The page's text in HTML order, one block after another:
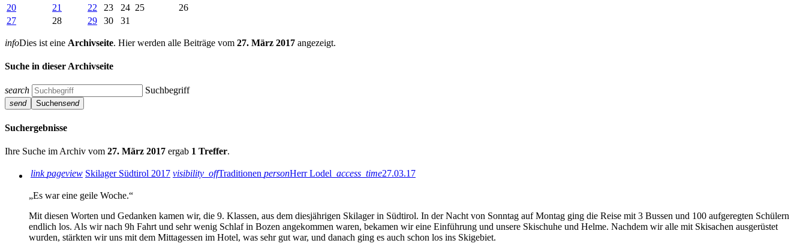
20
21 22 23 24 25
26
27
28 29 30 31
infoDies ist eine Archivseite. Hier werden alle Beiträge vom 27. März 2017 angezeigt.
Suche in dieser Archivseite
search Suchbegriff
send Suchensend
Suchergebnisse
Ihre Suche im Archiv vom 27. März 2017 ergab 1 Treffer.
link pageview Skilager Südtirol 2017 visibility_offTraditionen personHerr Lodel access_time27.03.17
„Es war eine geile Woche.“
Mit diesen Worten und Gedanken kamen wir, die 9. Klassen, aus dem diesjährigen Skilager in Südtirol. In der Nacht von Sonntag auf Montag ging die Reise mit 3 Bussen und 100 aufgeregten Schülern
endlich los. Als wir nach 9h Fahrt und sehr wenig Schlaf in Bozen angekommen waren, bekamen wir eine Einführung und unsere Skischuhe und Helme. Nachdem wir alle mit Skisachen ausgerüstet
wurden, stärkten wir uns mit dem Mittagessen im Hotel, was sehr gut war, und danach ging es auch schon los ins Skigebiet.